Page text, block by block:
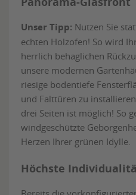
Unser Tipp: Nutzen Sie
echten Holzofen! So wird
herrlich behaglichen
unsere modernen
riesige bodentiefe
und Falttüren zu
drei Seiten ist möglich! So
windgeschützte
Herzen Ihrer grünen Idylle.
Höchste